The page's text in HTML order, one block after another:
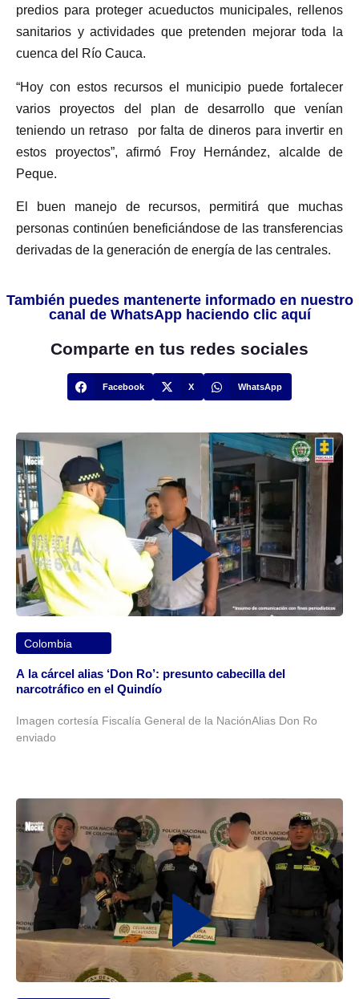
predios para proteger acueductos municipales, rellenos
sanitarios y actividades que pretenden mejorar toda la
cuenca del Río Cauca.
“Hoy con estos recursos el municipio puede fortalecer
varios proyectos del plan de desarrollo que venían
teniendo un retraso por falta de dineros para invertir en
estos proyectos”, afirmó Froy Hernández, alcalde de
Peque.
El buen manejo de recursos, permitirá que muchas
personas continúen beneficiándose de las transferencias
derivadas de la generación de energía de las centrales.
También puedes mantenerte informado en nuestro
canal de WhatsApp haciendo clic aquí
Comparte en tus redes sociales
Facebook X WhatsApp
Colombia
A la cárcel alias ‘Don Ro’: presunto cabecilla del
narcotráfico en el Quindío
Imagen cortesía Fiscalía General de la NaciónAlias Don Ro
enviado